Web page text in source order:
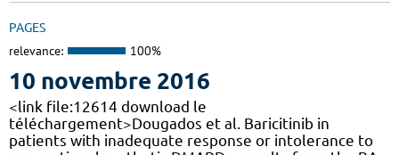
PAGES
relevance: 100%
10 novembre 2016
<link file:12614 download le
téléchargement>Dougados et al. Baricitinib in
patients with inadequate response or intolerance to